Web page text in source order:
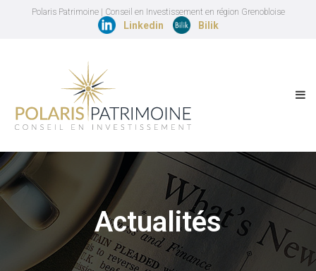
Polaris Patrimoine | Conseil en Investissement en région Grenobloise
Linkedin Bilik
Actualités